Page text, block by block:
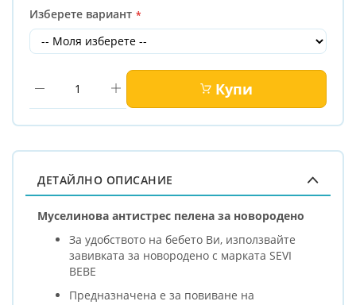
Изберете вариант
Купи
ДЕТАЙЛНО ОПИСАНИЕ
Муселинова антистрес пелена за новородено
За удобството на бебето Ви, използвайте
завивката за новородено с марката SEVI
BЕBЕ
Предназначена е за повиване на